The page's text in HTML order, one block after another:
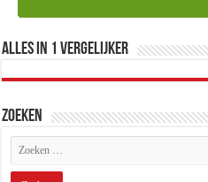
Alles in 1 Vergelijker
Zoeken